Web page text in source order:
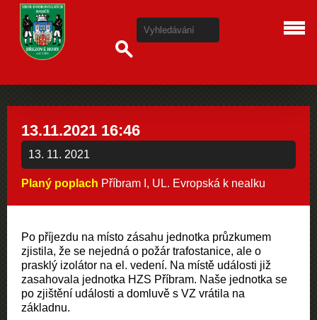
13.11.2021 16:46
13. 11. 2021
Planý poplach Příbram I, UL. Evropská k nealku
Po příjezdu na místo zásahu jednotka průzkumem
zjistila, že se nejedná o požár trafostanice, ale o
prasklý izolátor na el. vedení. Na místě události již
zasahovala jednotka HZS Příbram. Naše jednotka se
po zjištění události a domluvě s VZ vrátila na
základnu.